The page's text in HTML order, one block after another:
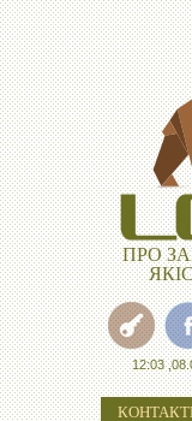
ПРО